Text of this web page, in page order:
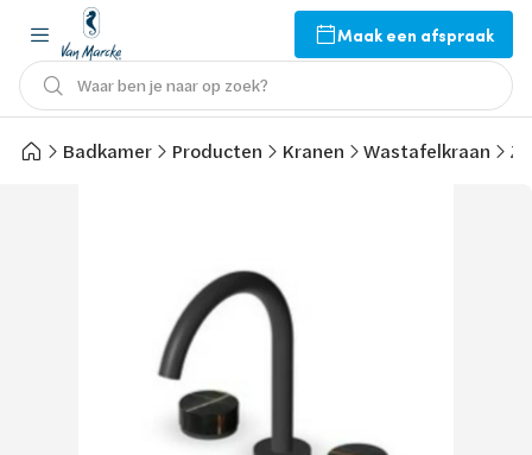
Maak een afspraak
Waar ben je naar op zoek?
Badkamer Producten Kranen Wastafelkraan